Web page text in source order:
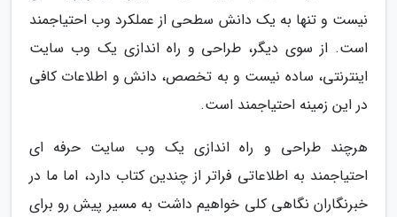
نیست و تنها به یک دانش سطحی از عملکرد وب احتیاجمند
است. از سوی دیگر، طراحی و راه اندازی یک وب سایت
اینترنتی، ساده نیست و به تخصص، دانش و اطلاعات کافی
در این زمینه احتیاجمند است.
هرچند طراحی و راه اندازی یک وب سایت حرفه ای
احتیاجمند به اطلاعاتی فراتر از چندین کتاب دارد، اما ما در
خبرنگاران نگاهی کلی خواهیم داشت به مسیر پیش رو برای